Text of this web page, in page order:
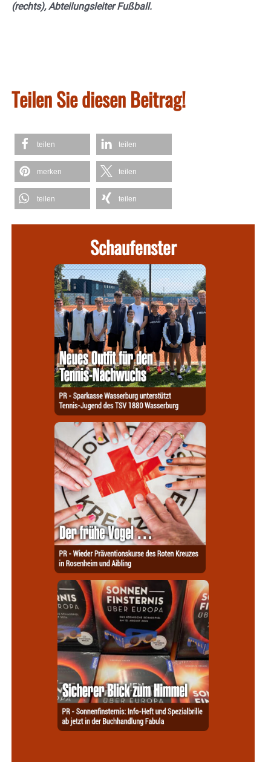
(rechts), Abteilungsleiter Fußball.
Teilen Sie diesen Beitrag!
teilen teilen
merken teilen
teilen teilen
Schaufenster